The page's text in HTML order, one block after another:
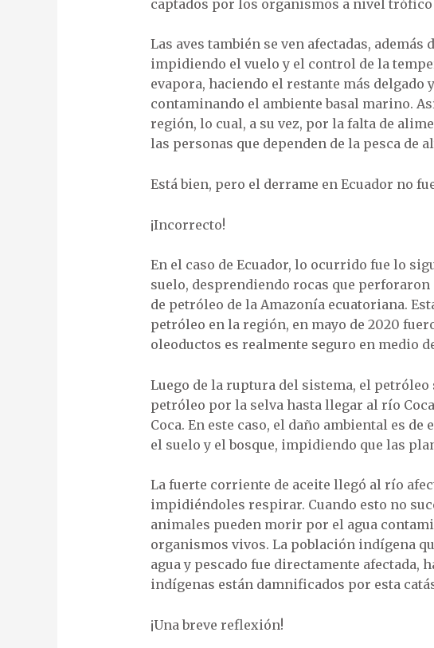
captados por los organismos a nivel
Las aves también se ven afectadas,
impidiendo el vuelo y el control de la
evapora, haciendo el restante más delgado
contaminando el ambiente basal marino.
región, lo cual, a su vez, por la falta de
las personas que dependen de la pesca de
Está bien, pero el derrame en Ecuador no
¡Incorrecto!
En el caso de Ecuador, lo ocurrido fue lo
suelo, desprendiendo rocas que
de petróleo de la Amazonía ecuatoriana.
petróleo en la región, en mayo de 2020
oleoductos es realmente seguro en medio
Luego de la ruptura del sistema, el
petróleo por la selva hasta llegar al río
Coca. En este caso, el daño ambiental es
el suelo y el bosque, impidiendo que las
La fuerte corriente de aceite llegó al río
impidiéndoles respirar. Cuando esto no
animales pueden morir por el agua
organismos vivos. La población indígena
agua y pescado fue directamente afectada,
indígenas están damnificados por esta
¡Una breve reflexión!